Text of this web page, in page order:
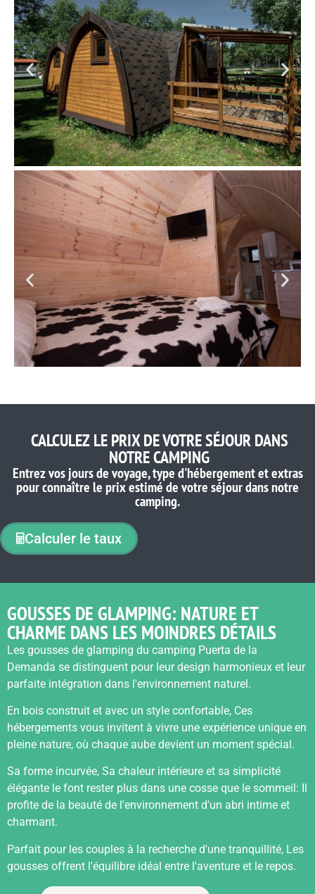
CALCULEZ LE PRIX DE VOTRE SÉJOUR DANS
NOTRE CAMPING
Entrez vos jours de voyage, type d'hébergement et extras
pour connaître le prix estimé de votre séjour dans notre
camping.
Calculer le taux
GOUSSES DE GLAMPING: NATURE ET
CHARME DANS LES MOINDRES DÉTAILS
Les gousses de glamping du camping Puerta de la
Demanda se distinguent pour leur design harmonieux et leur
parfaite intégration dans l'environnement naturel.
En bois construit et avec un style confortable, Ces
hébergements vous invitent à vivre une expérience unique en
pleine nature, où chaque aube devient un moment spécial.
Sa forme incurvée, Sa chaleur intérieure et sa simplicité
élégante le font rester plus dans une cosse que le sommeil: Il
profite de la beauté de l'environnement d'un abri intime et
charmant.
Parfait pour les couples à la recherche d'une tranquillité, Les
gousses offrent l'équilibre idéal entre l'aventure et le repos.